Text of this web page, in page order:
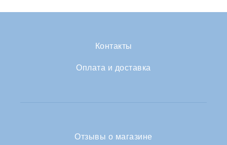
Контакты
Оплата и доставка
Отзывы о магазине